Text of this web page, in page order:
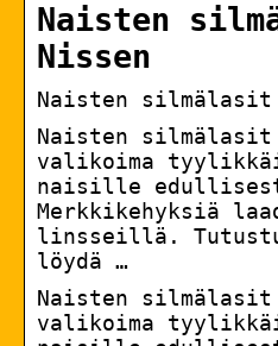
Naisten
Nissen
Naisten silmälasit
Naisten silmälasit
valikoima
naisille
Merkkikehyksiä
linsseillä.
löydä …
Naisten silmälasit
valikoima